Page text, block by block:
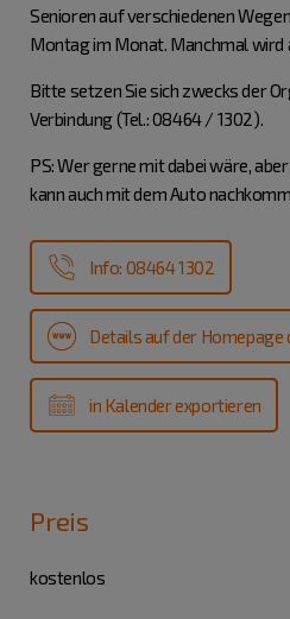
Senioren auf verschiedenen Wegen
Montag im Monat. Manchmal wird
Bitte setzen Sie sich zwecks der
Verbindung (Tel.: 08464 / 1302).
PS: Wer gerne mit dabei wäre,
kann auch mit dem Auto
Info: 08464 1302
Details auf der Homepage
in Kalender exportieren
Preis
kostenlos